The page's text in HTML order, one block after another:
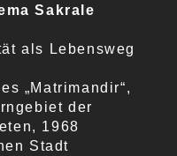
Sakrale
als Lebensweg
„Matrimandir“,
der
1968
Stadt